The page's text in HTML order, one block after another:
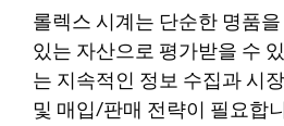
롤렉스 시계는 단순한 명품
있는 자산으로 평가받을 수
는 지속적인 정보 수집과 시
및 매입/판매 전략이 필요합